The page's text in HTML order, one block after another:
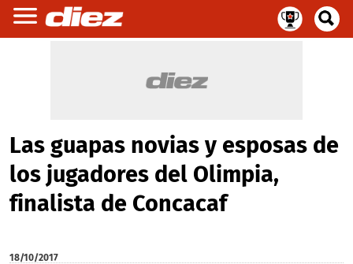
Las guapas novias y esposas de
los jugadores del Olimpia,
finalista de Concacaf
18/10/2017